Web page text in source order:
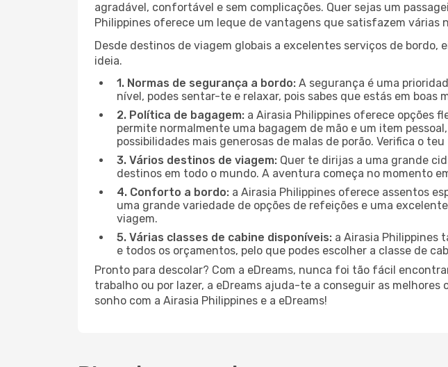
agradável, confortável e sem complicações. Quer sejas um
Philippines oferece um leque de vantagens que satisfazem várias
Desde destinos de viagem globais a excelentes serviços de bordo,
ideia.
1. Normas de segurança a bordo: A segurança é uma
nível, podes sentar-te e relaxar, pois sabes que estás em boas
2. Política de bagagem: a Airasia Philippines oferece opções
permite normalmente uma bagagem de mão e um item
possibilidades mais generosas de malas de porão. Verifica o
3. Vários destinos de viagem: Quer te dirijas a uma grande
destinos em todo o mundo. A aventura começa no momento
4. Conforto a bordo: a Airasia Philippines oferece assentos
uma grande variedade de opções de refeições e uma
viagem.
5. Várias classes de cabine disponíveis: a Airasia Philippines
e todos os orçamentos, pelo que podes escolher a classe de
Pronto para descolar? Com a eDreams, nunca foi tão fácil
trabalho ou por lazer, a eDreams ajuda-te a conseguir as
sonho com a Airasia Philippines e a eDreams!